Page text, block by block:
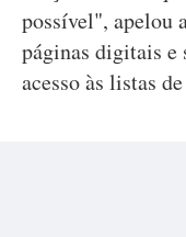
possível", apelou
páginas digitais e
acesso às listas